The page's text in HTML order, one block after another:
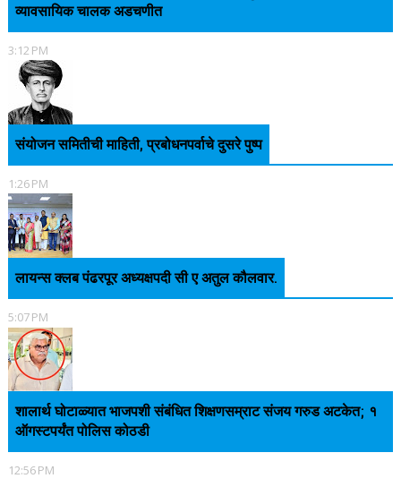
व्यावसायिक चालक अडचणीत
3:12 PM
संयोजन समितीची माहिती, प्रबोधनपर्वाचे दुसरे पुष्प
1:26 PM
लायन्स क्लब पंढरपूर अध्यक्षपदी सी ए अतुल कौलवार.
5:07 PM
शालार्थ घोटाळ्यात भाजपशी संबंधित शिक्षणसम्राट संजय गरुड अटकेत; १
ऑगस्टपर्यंत पोलिस कोठडी
12:56 PM